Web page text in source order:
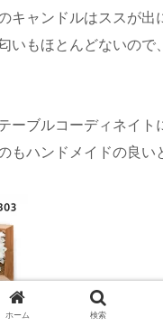
キャンドルはススが出
いもほとんどないので
ーブルコーディネイト
もハンドメイドの良い
ホーム 検索